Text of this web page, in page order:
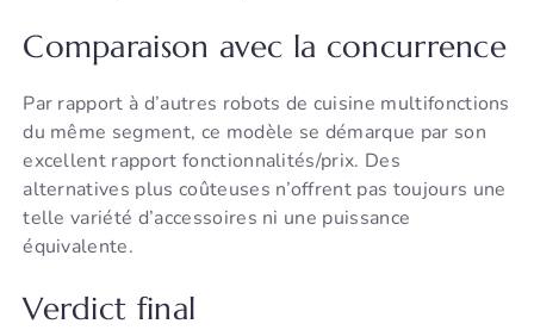
Comparaison avec la concurrence
Par rapport à d’autres robots de cuisine multifonctions
du même segment, ce modèle se démarque par son
excellent rapport fonctionnalités/prix. Des
alternatives plus coûteuses n’offrent pas toujours une
telle variété d’accessoires ni une puissance
équivalente.
Verdict final